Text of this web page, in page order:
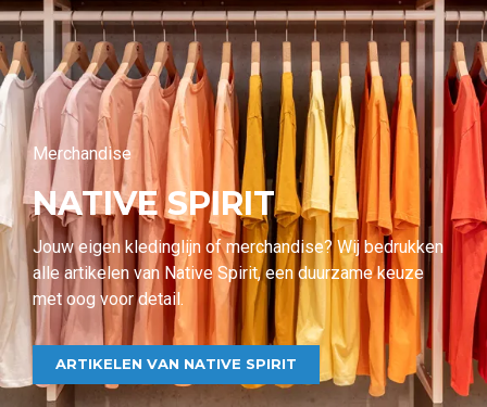
Merchandise
NATIVE SPIRIT
Jouw eigen kledinglijn of merchandise? Wij bedrukken
alle artikelen van Native Spirit, een duurzame keuze
met oog voor detail.
ARTIKELEN VAN NATIVE SPIRIT